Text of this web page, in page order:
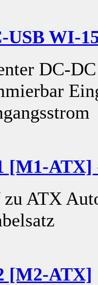
USB WI-
DC-
[M1-ATX]
ATX
[M2-ATX]